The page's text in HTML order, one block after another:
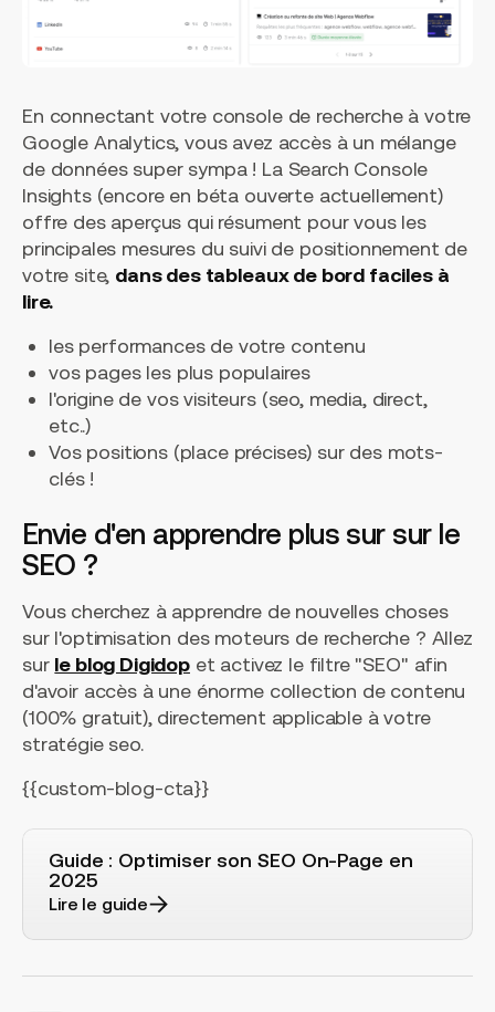
En connectant votre console de recherche à votre
Google Analytics, vous avez accès à un mélange
de données super sympa ! La Search Console
Insights (encore en béta ouverte actuellement)
offre des aperçus qui résument pour vous les
principales mesures du suivi de positionnement de
votre site, dans des tableaux de bord faciles à
lire.
les performances de votre contenu
vos pages les plus populaires
l'origine de vos visiteurs (seo, media, direct,
etc..)
Vos positions (place précises) sur des mots-
clés !
Envie d'en apprendre plus sur sur le
SEO ?
Vous cherchez à apprendre de nouvelles choses
sur l'optimisation des moteurs de recherche ? Allez
sur le blog Digidopet activez le filtre "SEO" afin
d'avoir accès à une énorme collection de contenu
(100% gratuit), directement applicable à votre
stratégie seo.
{{custom-blog-cta}}
Guide : Optimiser son SEO On-Page en
2025
Lire le guide